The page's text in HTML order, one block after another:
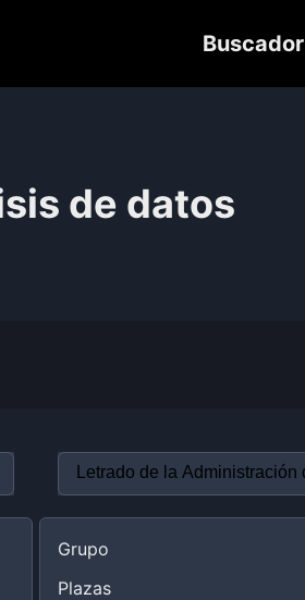
Buscador
de datos
Grupo
Plazas